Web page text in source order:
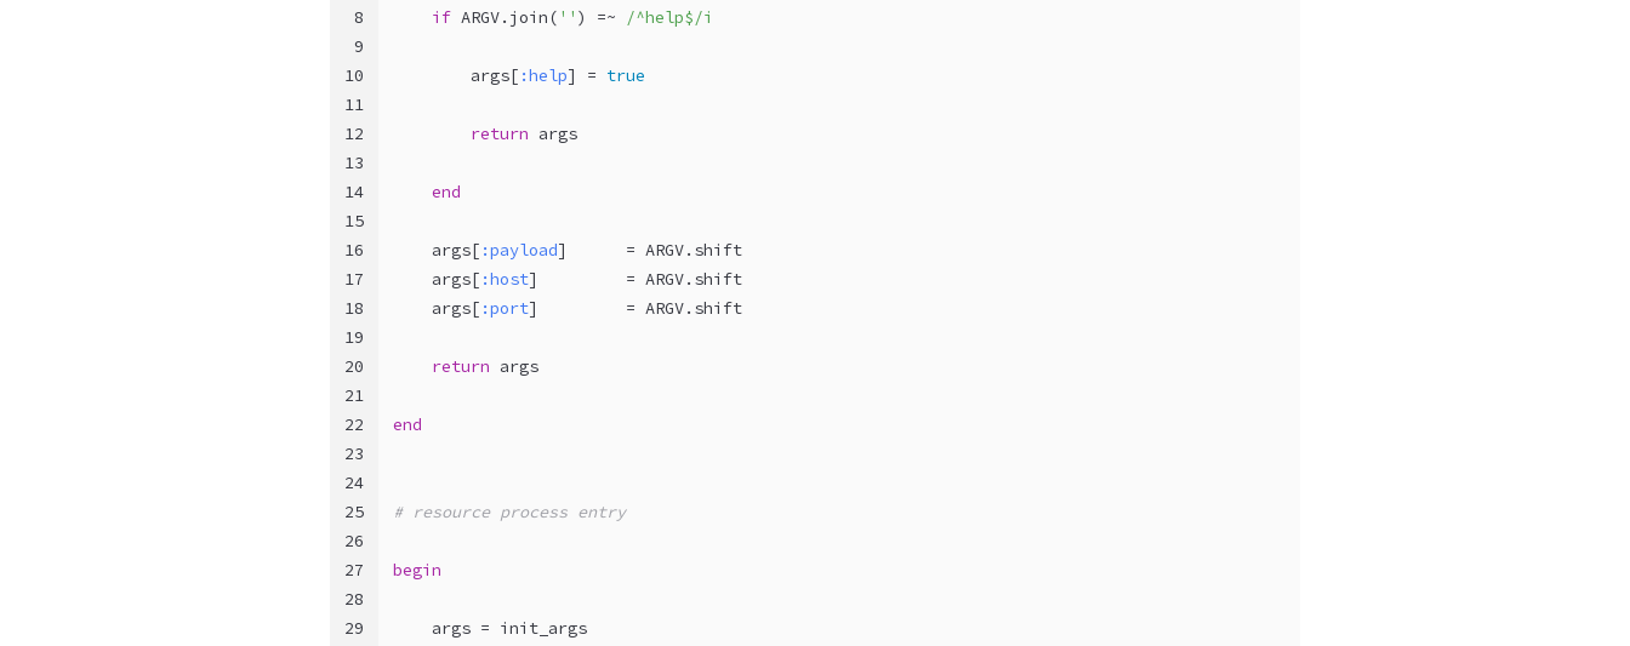
8
9
10
11
12
13
14
15
16
17
18
19
20
21
22
23
24
25
26
27
28
29
if ARGV.join( '' ) =~ /^help$/i
        args[
:help] = true
return args
end
    args[
:payload]      = ARGV.shift
    args[
:host]         = ARGV.shift
    args[
:port]         = ARGV.shift
return args
end
# resource process entry
begin
    args = init_args